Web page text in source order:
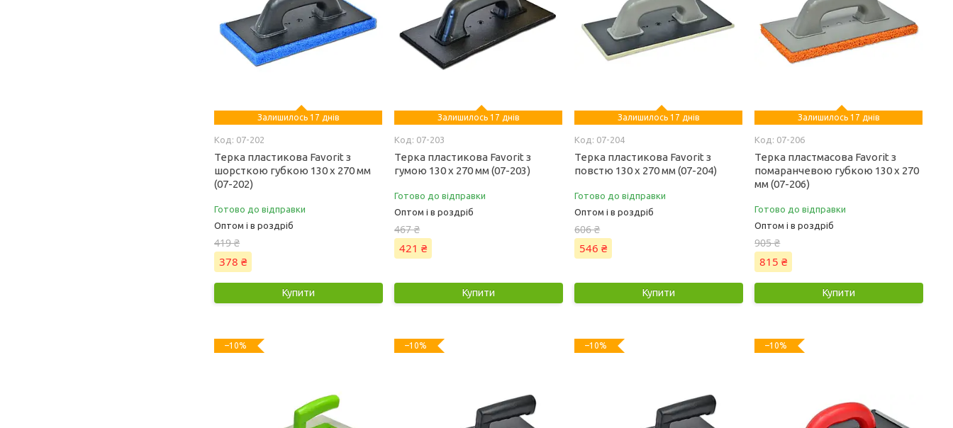
Залишилось 17 днів
07-202
Терка пластикова Favorit з
шорсткою губкою 130 х 270 мм
(07-202)
Готово до відправки
Оптом і в роздріб
419 ₴
378 ₴
Купити
Залишилось 17 днів
07-203
Терка пластикова Favorit з
гумою 130 х 270 мм (07-203)
Готово до відправки
Оптом і в роздріб
467 ₴
421 ₴
Купити
Залишилось 17 днів
07-204
Терка пластикова Favorit з
повстю 130 х 270 мм (07-204)
Готово до відправки
Оптом і в роздріб
606 ₴
546 ₴
Купити
Залишилось 17 днів
07-206
Терка пластмасова Favorit з
помаранчевою губкою 130 х 270
мм (07-206)
Готово до відправки
Оптом і в роздріб
905 ₴
815 ₴
Купити
–10% –10% –10% –10%